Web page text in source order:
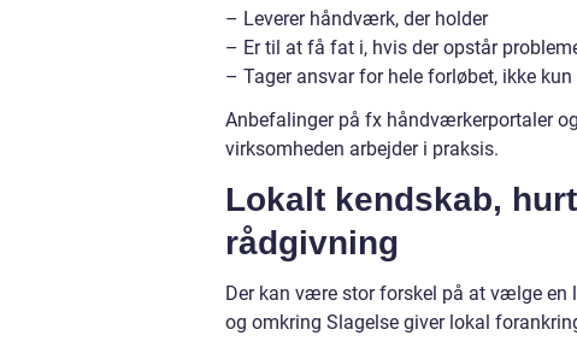
– Leverer håndværk, der holder
– Er til at få fat i, hvis der opstår
– Tager ansvar for hele forløbet, ikke
Anbefalinger på fx håndværkerportaler
virksomheden arbejder i praksis.
Lokalt kendskab,
rådgivning
Der kan være stor forskel på at vælge en
og omkring Slagelse giver lokal